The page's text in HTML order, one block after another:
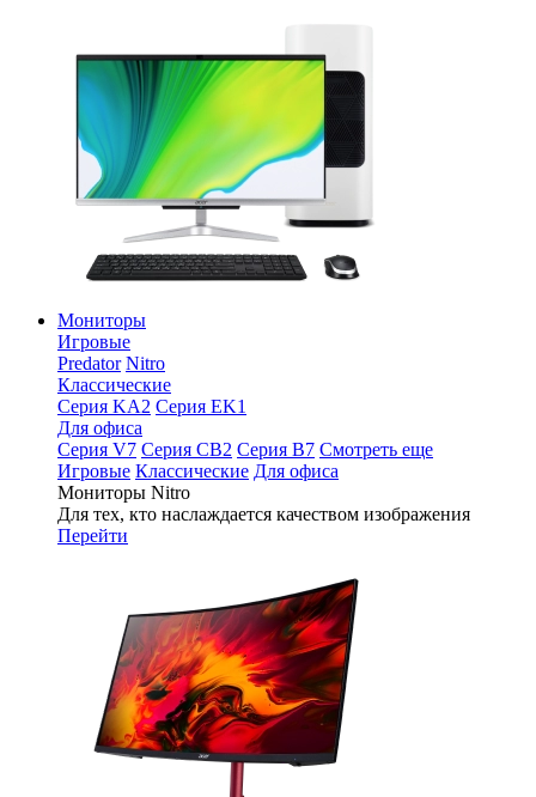
Мониторы
Игровые
Predator Nitro
Классические
Серия KA2 Серия EK1
Для офиса
Серия V7 Серия CB2 Серия B7 Смотреть еще
Игровые Классические Для офиса
Мониторы Nitro
Для тех, кто наслаждается качеством изображения
Перейти